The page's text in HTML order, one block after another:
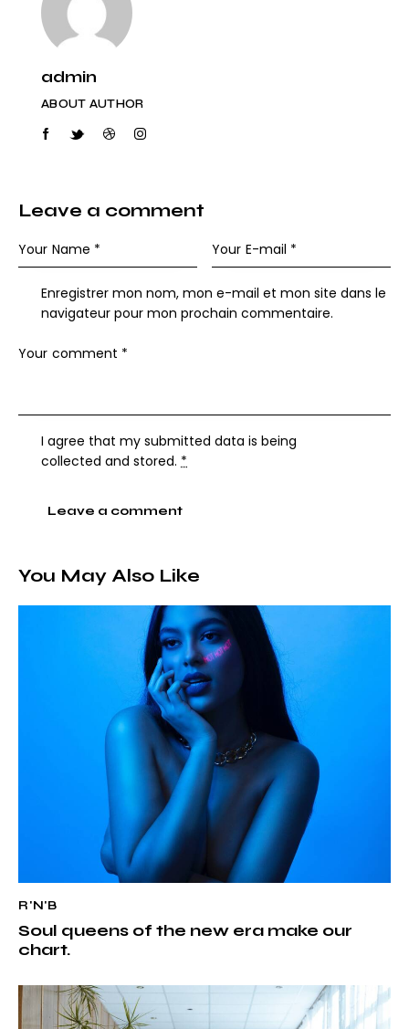
admin
ABOUT AUTHOR
Leave a comment
Enregistrer mon nom, mon e-mail et mon site dans le
navigateur pour mon prochain commentaire.
I agree that my submitted data is being
collected and stored. *
You May Also Like
R'N'B
Soul queens of the new era make our
chart.